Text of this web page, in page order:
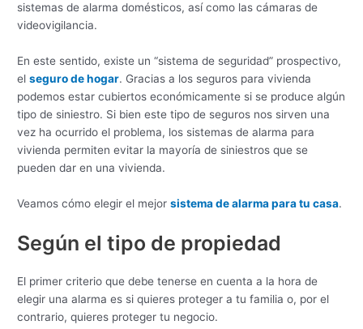
sistemas de alarma domésticos, así como las cámaras de
videovigilancia.
En este sentido, existe un “sistema de seguridad” prospectivo,
elseguro de hogar. Gracias a los seguros para vivienda
podemos estar cubiertos económicamente si se produce algún
tipo de siniestro. Si bien este tipo de seguros nos sirven una
vez ha ocurrido el problema, los sistemas de alarma para
vivienda permiten evitar la mayoría de siniestros que se
pueden dar en una vivienda.
Veamos cómo elegir el mejorsistema de alarma para tu casa.
Según el tipo de propiedad
El primer criterio que debe tenerse en cuenta a la hora de
elegir una alarma es si quieres proteger a tu familia o, por el
contrario, quieres proteger tu negocio.